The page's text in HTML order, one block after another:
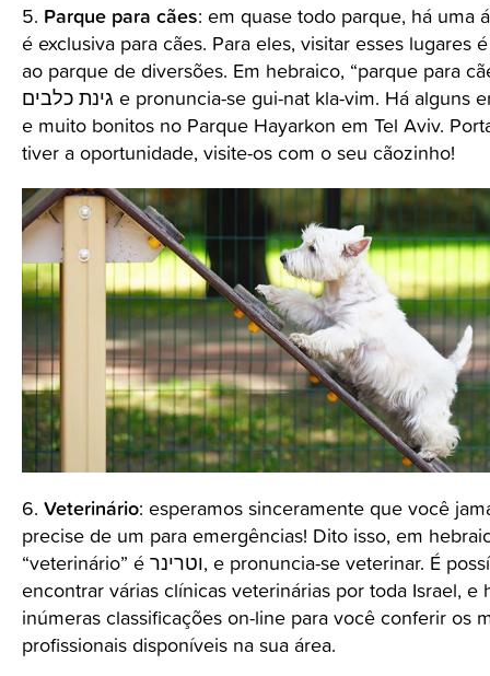
5. Parque para cães: em quase todo parque, há uma
é exclusiva para cães. Para eles, visitar esses lugares
ao parque de diversões. Em hebraico, “parque para
גינת כלבים e pronuncia-se gui-nat kla-vim. Há alguns enormes
e muito bonitos no Parque Hayarkon em Tel Aviv.
tiver a oportunidade, visite-os com o seu cãozinho!
6. Veterinário: esperamos sinceramente que você
precise de um para emergências! Dito isso, em
“veterinário” é וטרינר, e pronuncia-se veterinar. É possível
encontrar várias clínicas veterinárias por toda Israel, e
inúmeras classificações on-line para você conferir os
profissionais disponíveis na sua área.